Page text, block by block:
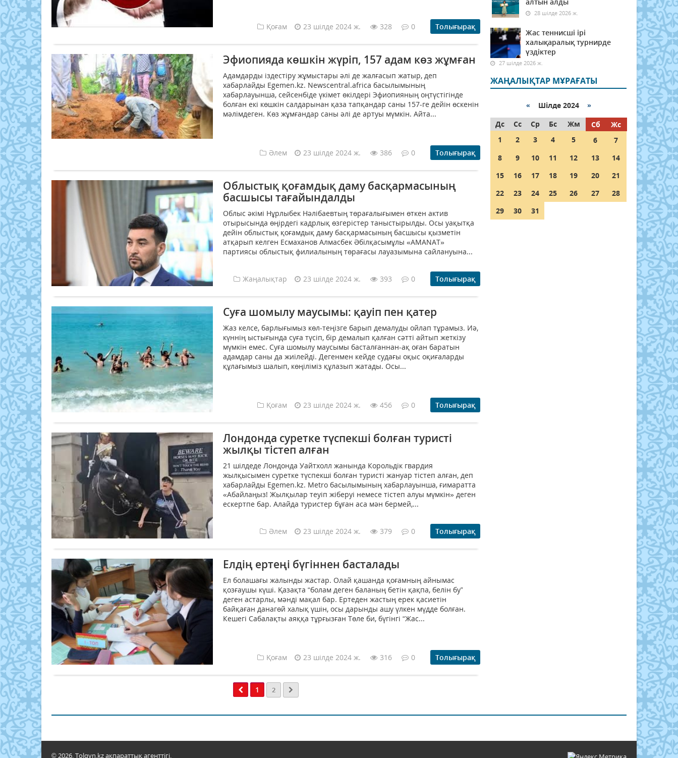
Қоғам 23 шілде 2024 ж. 328 0 Толығырақ
Эфиопияда көшкін жүріп, 157 адам көз жұмған
Адамдарды іздестіру жұмыстары әлі де жалғасып жатыр, деп
хабарлайды Egemen.kz. Newscentral.africa басылымының
хабарлауынша, сейсенбіде үкімет өкілдері Эфиопияның оңтүстігінде
болған екі көшкін салдарынан қаза тапқандар саны 157-ге дейін өскенін
мәлімдеген. Көз жұмғандар саны әлі де артуы мүмкін. Айта...
Әлем 23 шілде 2024 ж. 386 0 Толығырақ
Облыстық қоғамдық даму басқармасының
басшысы тағайындалды
Облыс әкімі Нұрлыбек Нәлібаевтың төрағалығымен өткен актив
отырысында өңірдегі кадрлық өзгерістер таныстырылды. Осы уақытқа
дейін облыстық қоғамдық даму басқармасының басшысы қызметін
атқарып келген Есмаханов Алмасбек Әбілқасымұлы «AMANAT»
партиясы облыстық филиалының төрағасы лауазымына сайлануына...
Жаңалықтар 23 шілде 2024 ж. 393 0 Толығырақ
Суға шомылу маусымы: қауіп пен қатер
Жаз келсе, барлығымыз көл-теңізге барып демалуды ойлап тұрамыз. Иә,
күннің ыстығында суға түсіп, бір демалып қалған сәтті айтып жеткізу
мүмкін емес. Суға шомылу маусымы басталғаннан-ақ оған баратын
адамдар саны да жиілейді. Дегенмен кейде судағы оқыс оқиғаларды
құлағымыз шалып, көңіліміз құлазып жатады. Осы...
Қоғам 23 шілде 2024 ж. 456 0 Толығырақ
Лондонда суретке түспекші болған туристі
жылқы тістеп алған
21 шілдеде Лондонда Уайтхолл жанында Корольдік гвардия
жылқысымен суретке түспекші болған туристі жануар тістеп алған, деп
хабарлайды Egemen.kz. Metro басылымының хабарлауынша, ғимаратта
«Абайлаңыз! Жылқылар теуіп жіберуі немесе тістеп алуы мүмкін» деген
ескертпе бар. Алайда туристер бұған аса мән бермей,...
Әлем 23 шілде 2024 ж. 379 0 Толығырақ
Елдің ертеңі бүгіннен басталады
Ел болашағы жалынды жастар. Олай қашанда қоғамның айнымас
қозғаушы күші. Қазақта “болам деген баланың бетін қақпа, белін бу”
деген астарлы, мәнді мақал бар. Ертеден жастың ерек қасиетін
байқаған данагөй халық үшін, осы дарынды ашу үлкен мүдде болған.
Кешегі Сабалақты аяққа тұрғызған Төле би, бүгінгі “Жас...
Қоғам 23 шілде 2024 ж. 316 0 Толығырақ
1 2
28 шілде 2026 ж.
Жас теннисші ірі
халықаралық турнирде
үздіктер
27 шілде 2026 ж.
ЖАҢАЛЫҚТАР МҰРАҒАТЫ
« Шілде 2024 »
Дс
Сс Ср Бс Жм Сб
Жс
1
2 3 4 5 6
7
8
9 10 11 12 13
14
15
16 17 18 19 20
21
22
23 24 25 26 27
28
29
30 31
© 2026. Tolqyn.kz ақпараттық агенттігі.